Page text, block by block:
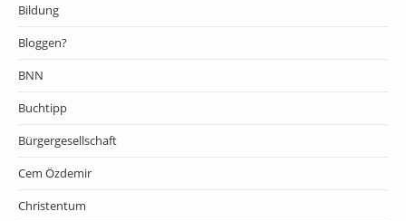
Bildung
Bloggen?
BNN
Buchtipp
Bürgergesellschaft
Cem Özdemir
Christentum